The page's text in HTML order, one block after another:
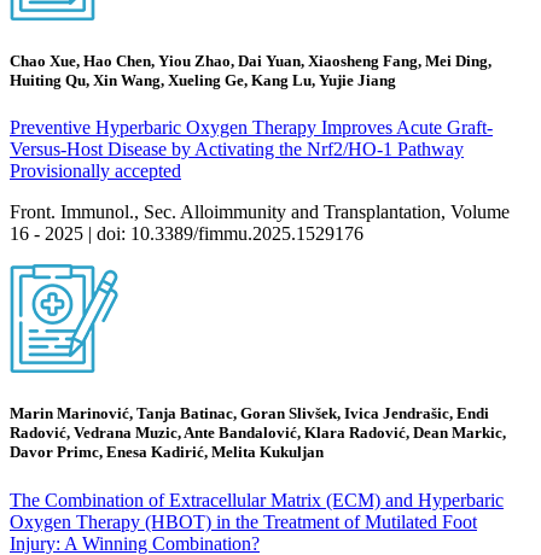
Chao Xue, Hao Chen, Yiou Zhao, Dai Yuan, Xiaosheng Fang, Mei Ding,
Huiting Qu, Xin Wang, Xueling Ge, Kang Lu, Yujie Jiang
Preventive Hyperbaric Oxygen Therapy Improves Acute Graft-
Versus-Host Disease by Activating the Nrf2/HO-1 Pathway
Provisionally accepted
Front. Immunol., Sec. Alloimmunity and Transplantation, Volume
16 - 2025 | doi: 10.3389/fimmu.2025.1529176
Marin Marinović, Tanja Batinac, Goran Slivšek, Ivica Jendrašic, Endi
Radović, Vedrana Muzic, Ante Bandalović, Klara Radović, Dean Markic,
Davor Primc, Enesa Kadirić, Melita Kukuljan
The Combination of Extracellular Matrix (ECM) and Hyperbaric
Oxygen Therapy (HBOT) in the Treatment of Mutilated Foot
Injury: A Winning Combination?